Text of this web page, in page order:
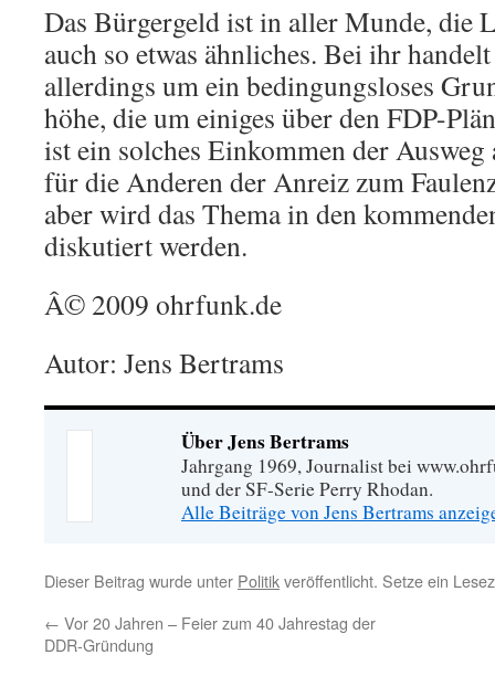
Das Bürgergeld ist in aller Munde, die
auch so etwas ähnliches. Bei ihr
allerdings um ein bedingungsloses
höhe, die um einiges über den FDP-
ist ein solches Einkommen der
für die Anderen der Anreiz zum
aber wird das Thema in den
diskutiert werden.
Â© 2009 ohrfunk.de
Autor: Jens Bertrams
Über Jens Bertrams
Jahrgang 1969, Journalist bei
und der SF-Serie Perry Rhodan.
Alle Beiträge von Jens Bertrams
Dieser Beitrag wurde unter Politikveröffentlicht. Setze ein
← Vor 20 Jahren – Feier zum 40 Jahrestag der
DDR-Gründung